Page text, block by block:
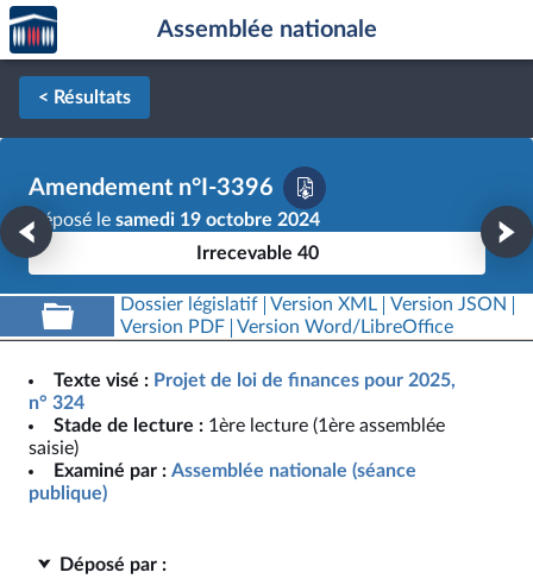
Aller au contenu
Aller en bas de la page
Accèder
à la
page
d'accueil
Assemblée nationale
< Résultats
Amendement n°I-3396
Déposé le samedi 19 octobre 2024
Irrecevable 40
Dossier législatif Version XML
Version JSON
Version PDF
Version Word/LibreOffice
Texte visé : Projet de loi de finances pour 2025,
n° 324
Stade de lecture : 1ère lecture (1ère assemblée
saisie)
Examiné par : Assemblée nationale (séance
publique)
Déposé par :